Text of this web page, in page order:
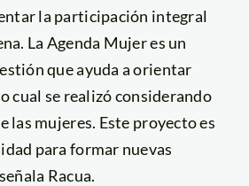
la participación integral
La Agenda Mujer es un
que ayuda a orientar
cual se realizó considerando
las mujeres. Este proyecto es
para formar nuevas
Racua.